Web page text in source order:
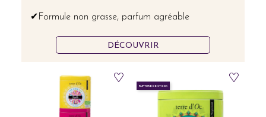
✔Formule non grasse, parfum agréable
DÉCOUVRIR
RUPTURE DE STOCK